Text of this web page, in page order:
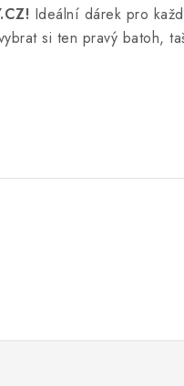
Ideální dárek pro
si ten pravý batoh,